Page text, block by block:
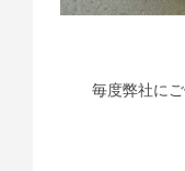
毎度弊社に